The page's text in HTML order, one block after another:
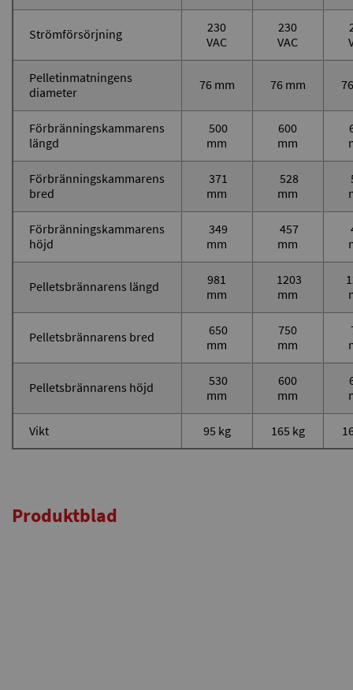
Strömförsörjning
230
VAC
230
VAC
Pelletinmatningens
diameter
76 mm 76 mm
Förbränningskammarens
längd
500
mm
600
mm
Förbränningskammarens
bred
371
mm
528
mm
Förbränningskammarens
höjd
349
mm
457
mm
Pelletsbrännarens längd
981
mm
1203
mm
Pelletsbrännarens bred
650
mm
750
mm
Pelletsbrännarens höjd
530
mm
600
mm
Vikt 95 kg 165 kg
Produktblad